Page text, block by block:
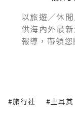
以旅遊／休
供海內外最
報導，帶領
#旅行社 #土耳其